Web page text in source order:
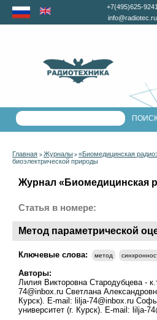
+7(495)625-9241
info@radiotec.ru
Главная > Журналы > «Биомедицинская
биоэлектрической природы
Журнал «Биомедицинская
Статья в номере:
Метод параметрической
Ключевые слова: метод
Авторы:
Лилия Викторовна Стародубцева -
74@inbox.ru Светлана
Курск). E-mail: lilja-74@inbox.ru
университет (г. Курск). E-mail: lilja-